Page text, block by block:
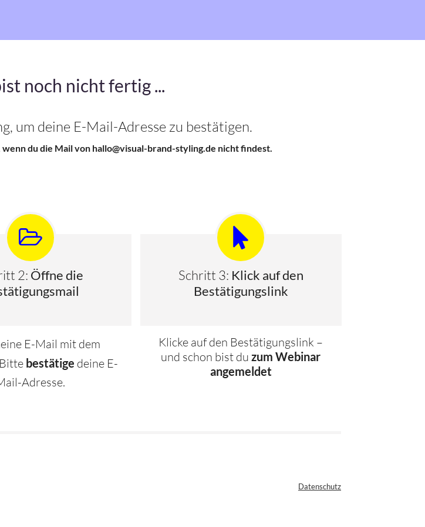
noch nicht fertig ...
um deine E-Mail-Adresse zu bestätigen.
wenn du die Mail von hallo@visual-brand-styling.de nicht findest.
2: Öffne die
E-Mail mit dem
Bitte bestätige deine E-
Adresse.
Schritt 3: Klick auf den
Bestätigungslink
Klicke auf den Bestätigungslink –
und schon bist duzum Webinar
angemeldet
Datenschutz